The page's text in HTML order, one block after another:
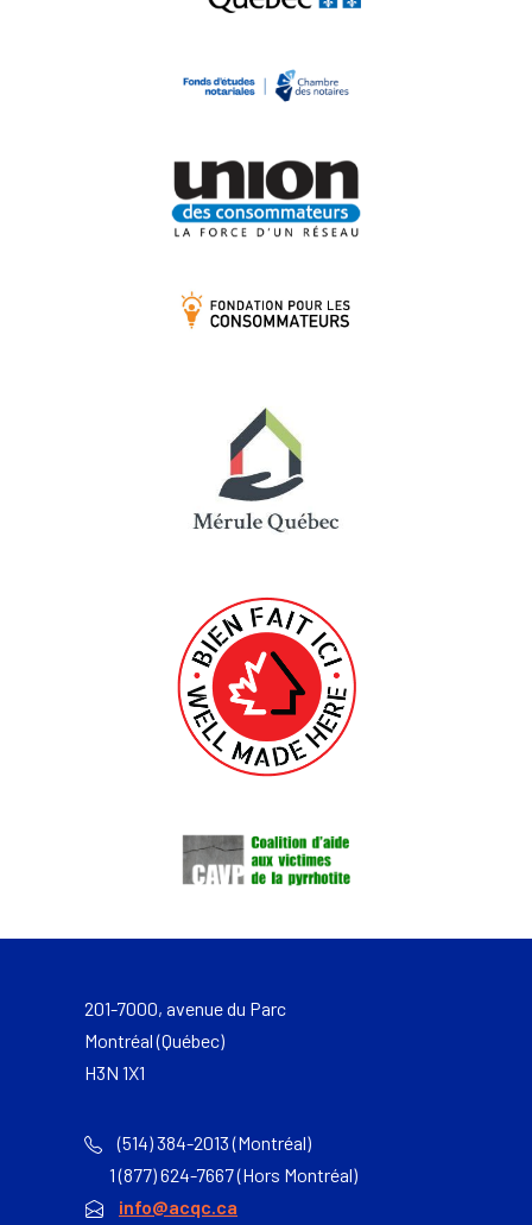
201-7000, avenue du Parc
Montréal (Québec)
H3N 1X1
(514) 384-2013 (Montréal)
1 (877) 624-7667 (Hors Montréal)
info@acqc.ca